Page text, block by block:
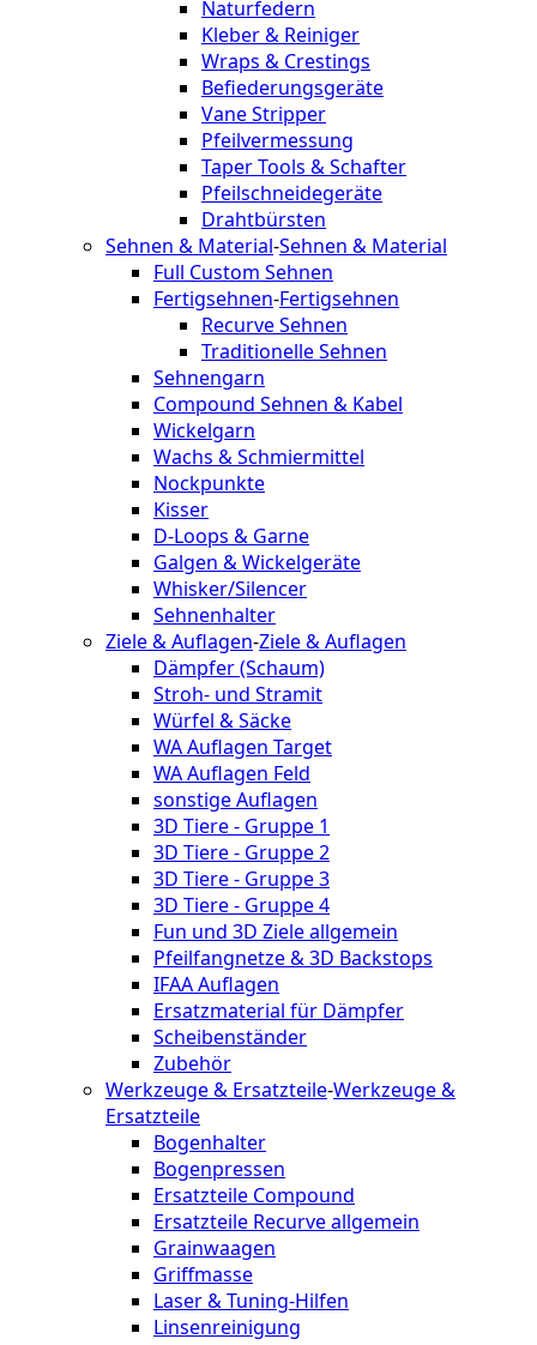
Naturfedern
Kleber & Reiniger
Wraps & Crestings
Befiederungsgeräte
Vane Stripper
Pfeilvermessung
Taper Tools & Schafter
Pfeilschneidegeräte
Drahtbürsten
Sehnen & Material-Sehnen & Material
Full Custom Sehnen
Fertigsehnen-Fertigsehnen
Recurve Sehnen
Traditionelle Sehnen
Sehnengarn
Compound Sehnen & Kabel
Wickelgarn
Wachs & Schmiermittel
Nockpunkte
Kisser
D-Loops & Garne
Galgen & Wickelgeräte
Whisker/Silencer
Sehnenhalter
Ziele & Auflagen-Ziele & Auflagen
Dämpfer (Schaum)
Stroh- und Stramit
Würfel & Säcke
WA Auflagen Target
WA Auflagen Feld
sonstige Auflagen
3D Tiere - Gruppe 1
3D Tiere - Gruppe 2
3D Tiere - Gruppe 3
3D Tiere - Gruppe 4
Fun und 3D Ziele allgemein
Pfeilfangnetze & 3D Backstops
IFAA Auflagen
Ersatzmaterial für Dämpfer
Scheibenständer
Zubehör
Werkzeuge & Ersatzteile-Werkzeuge &
Ersatzteile
Bogenhalter
Bogenpressen
Ersatzteile Compound
Ersatzteile Recurve allgemein
Grainwaagen
Griffmasse
Laser & Tuning-Hilfen
Linsenreinigung